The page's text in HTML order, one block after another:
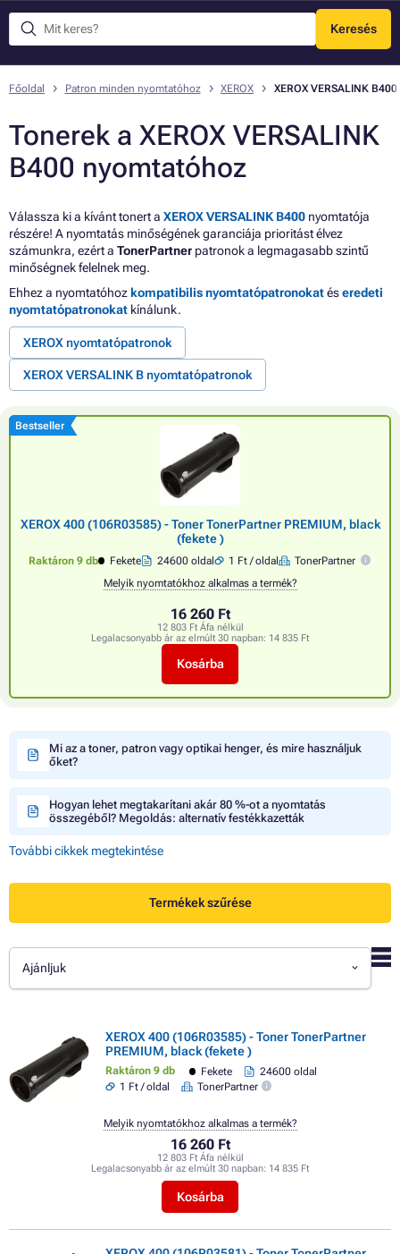
Keresés
Menü
Főoldal Patron minden nyomtatóhoz XEROX XEROX VERSALINK B400
Tonerek a XEROX VERSALINK
B400 nyomtatóhoz
Válassza ki a kívánt tonert a XEROX VERSALINK B400 nyomtatója
részére! A nyomtatás minőségének garanciája prioritást élvez
számunkra, ezért a TonerPartner patronok a legmagasabb szintű
minőségnek felelnek meg.
Ehhez a nyomtatóhoz kompatibilis nyomtatópatronokatéseredeti
nyomtatópatronokat kínálunk.
XEROX nyomtatópatronok
XEROX VERSALINK B nyomtatópatronok
Bestseller
XEROX 400 (106R03585) - Toner TonerPartner PREMIUM, black
(fekete )
Raktáron 9 db Fekete 24600 oldal 1 Ft / oldal
TonerPartner
Melyik nyomtatókhoz alkalmas a termék?
16 260 Ft
12 803 Ft Áfa nélkül
Legalacsonyabb ár az elmúlt 30 napban: 14 835 Ft
Kosárba
Mi az a toner, patron vagy optikai henger, és mire használjuk
őket?
Hogyan lehet megtakarítani akár 80 %-ot a nyomtatás
összegéből? Megoldás: alternatív festékkazetták
További cikkek megtekintése
Termékek szűrése
Ajánljuk
XEROX 400 (106R03585) - Toner TonerPartner
PREMIUM, black (fekete )
Raktáron 9 db Fekete
24600 oldal
1 Ft / oldal
TonerPartner
16 260 Ft
12 803 Ft Áfa nélkül
Legalacsonyabb ár az elmúlt 30 napban: 14 835 Ft
Kosárba
Melyik nyomtatókhoz alkalmas a termék?